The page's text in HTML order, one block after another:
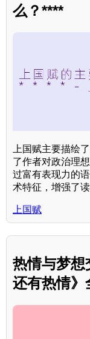
么？****
上国赋主要描绘
了作者对政治理
过富有表现力的
术特征，增强了
上国赋
热情与梦
还有热情》